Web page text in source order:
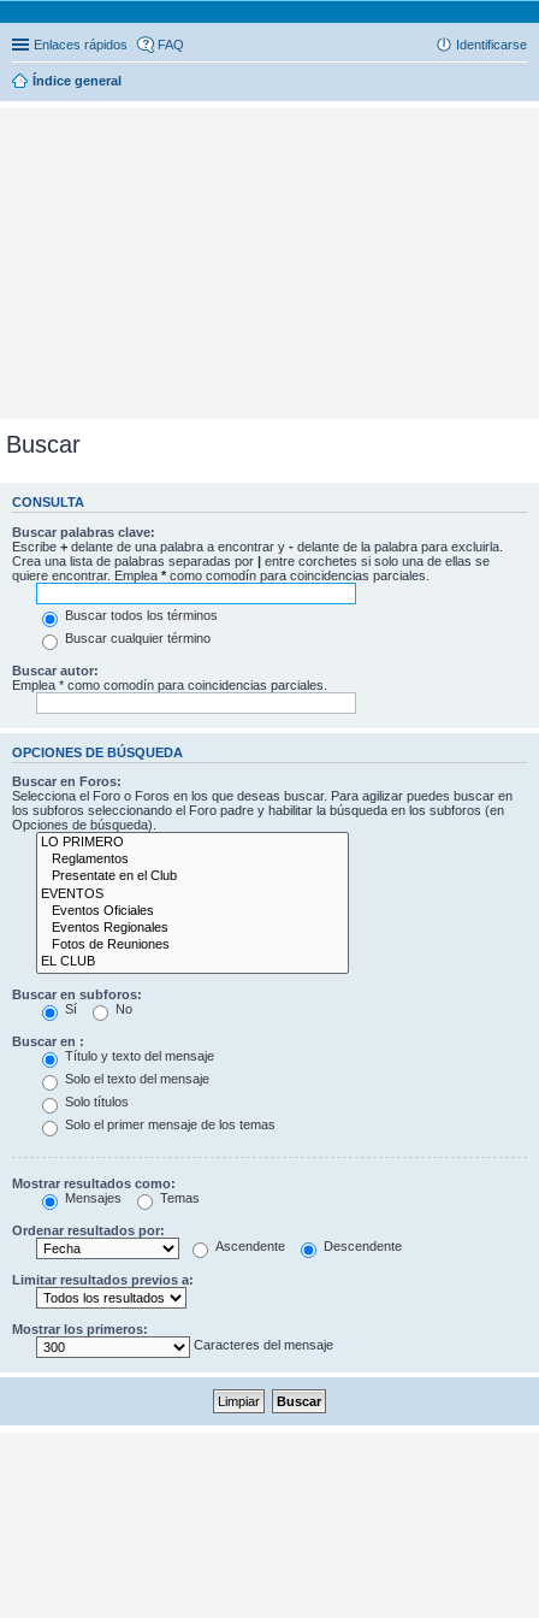
Enlaces rápidos FAQ Identificarse
Índice general
Buscar
CONSULTA
Buscar palabras clave:
Escribe + delante de una palabra a encontrar y - delante de la palabra para excluirla.
Crea una lista de palabras separadas por | entre corchetes si solo una de ellas se
quiere encontrar. Emplea * como comodín para coincidencias parciales.
Buscar todos los términos
Buscar cualquier término
Buscar autor:
Emplea * como comodín para coincidencias parciales.
OPCIONES DE BÚSQUEDA
Buscar en Foros:
Selecciona el Foro o Foros en los que deseas buscar. Para agilizar puedes buscar en
los subforos seleccionando el Foro padre y habilitar la búsqueda en los subforos (en
Opciones de búsqueda).
Buscar en subforos:
Sí
No
Buscar en :
Título y texto del mensaje
Solo el texto del mensaje
Solo títulos
Solo el primer mensaje de los temas
Mostrar resultados como:
Mensajes
Temas
Ordenar resultados por:
Ascendente
Descendente
Limitar resultados previos a:
Mostrar los primeros:
Caracteres del mensaje